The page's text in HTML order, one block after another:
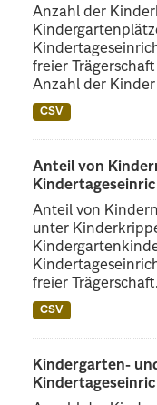
Anzahl der
freier
Anzahl der Kinder
CSV
Anteil von
Anteil von
unter
freier
CSV
Kindergarten-